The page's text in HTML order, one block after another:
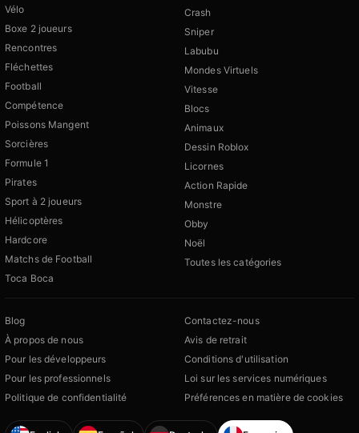
Vélo
Boxe 2 joueurs
Rencontres
Fléchettes
Football
Compétence
Poissons Mangent
Sorcières
Formule 1
Pirates
Sport à 2 joueurs
Hélicoptères
Hardcore
Matchs de Football
Toca Boca
Crash
Sniper
Labubu
Mondes Virtuels
Vitesse
Blocs
Animaux
Dessin Roblox
Licornes
Action Rapide
Monstre
Obby
Noël
Toutes les catégories
Blog
À propos de nous
Pour les développeurs
Pour les professionnels
Politique de confidentialité
Contactez-nous
Avis de retrait
Conditions d'utilisation
Loi sur les services numériques
Préférences en matière de cookies